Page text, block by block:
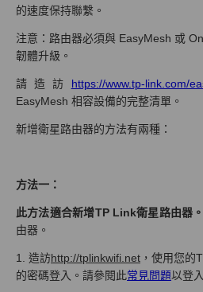
的速度保持聯繫。
注意：路由器必須與 EasyMesh 或
韌體升級。
請造訪 https://www.tp-link.com/
EasyMesh 相容設備的完整清單。
新增衛星路由器的方法有兩種：
方法一：
此方法適合新增TP Link衛星路由器
由器。
1. 造訪http://tplinkwifi.net ，使用您的
的密碼登入。請參閱此常見問題以登